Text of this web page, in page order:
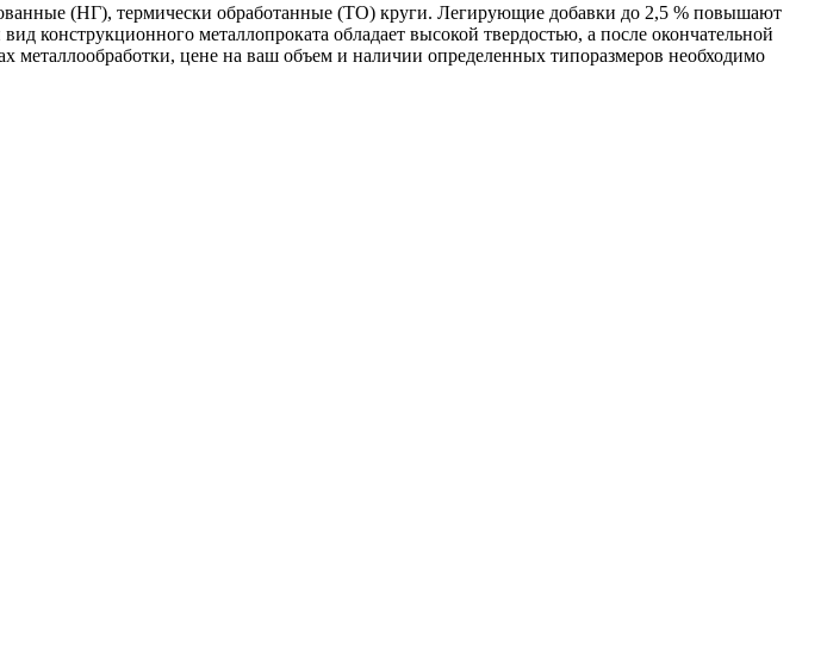
(НГ), термически обработанные (ТО) круги. Легирующие добавки до 2,5 % повышают
конструкционного металлопроката обладает высокой твердостью, а после окончательной
цене на ваш объем и наличии определенных типоразмеров необходимо